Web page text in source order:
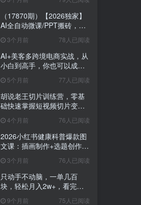
TikTok跨境课程（美区），全是能落地的实操干货，快速搭建起自己的TK小店
10章覆盖完整工作流
（17870期）【2026独家】
AI全自动微课/PPT搬砖，自
3个月前 78人已阅读
AI+美客多跨境电商实战，从
小白到高手，你也可以成为
美客多跨境电商的运营专家
5个月前 77人已阅读
胡说老王切片训练营，零基
础快速掌握短视频切片变现
4个月前 76人已阅读
2026小红书健康科普爆款图
文课：插画制作+选题创作
+品牌对接，零基础轻松起号
变现3个月前 76人已阅读
只动手不动脑，一单几百
块，轻松月入2w+，看完就
9个月前 75人已阅读